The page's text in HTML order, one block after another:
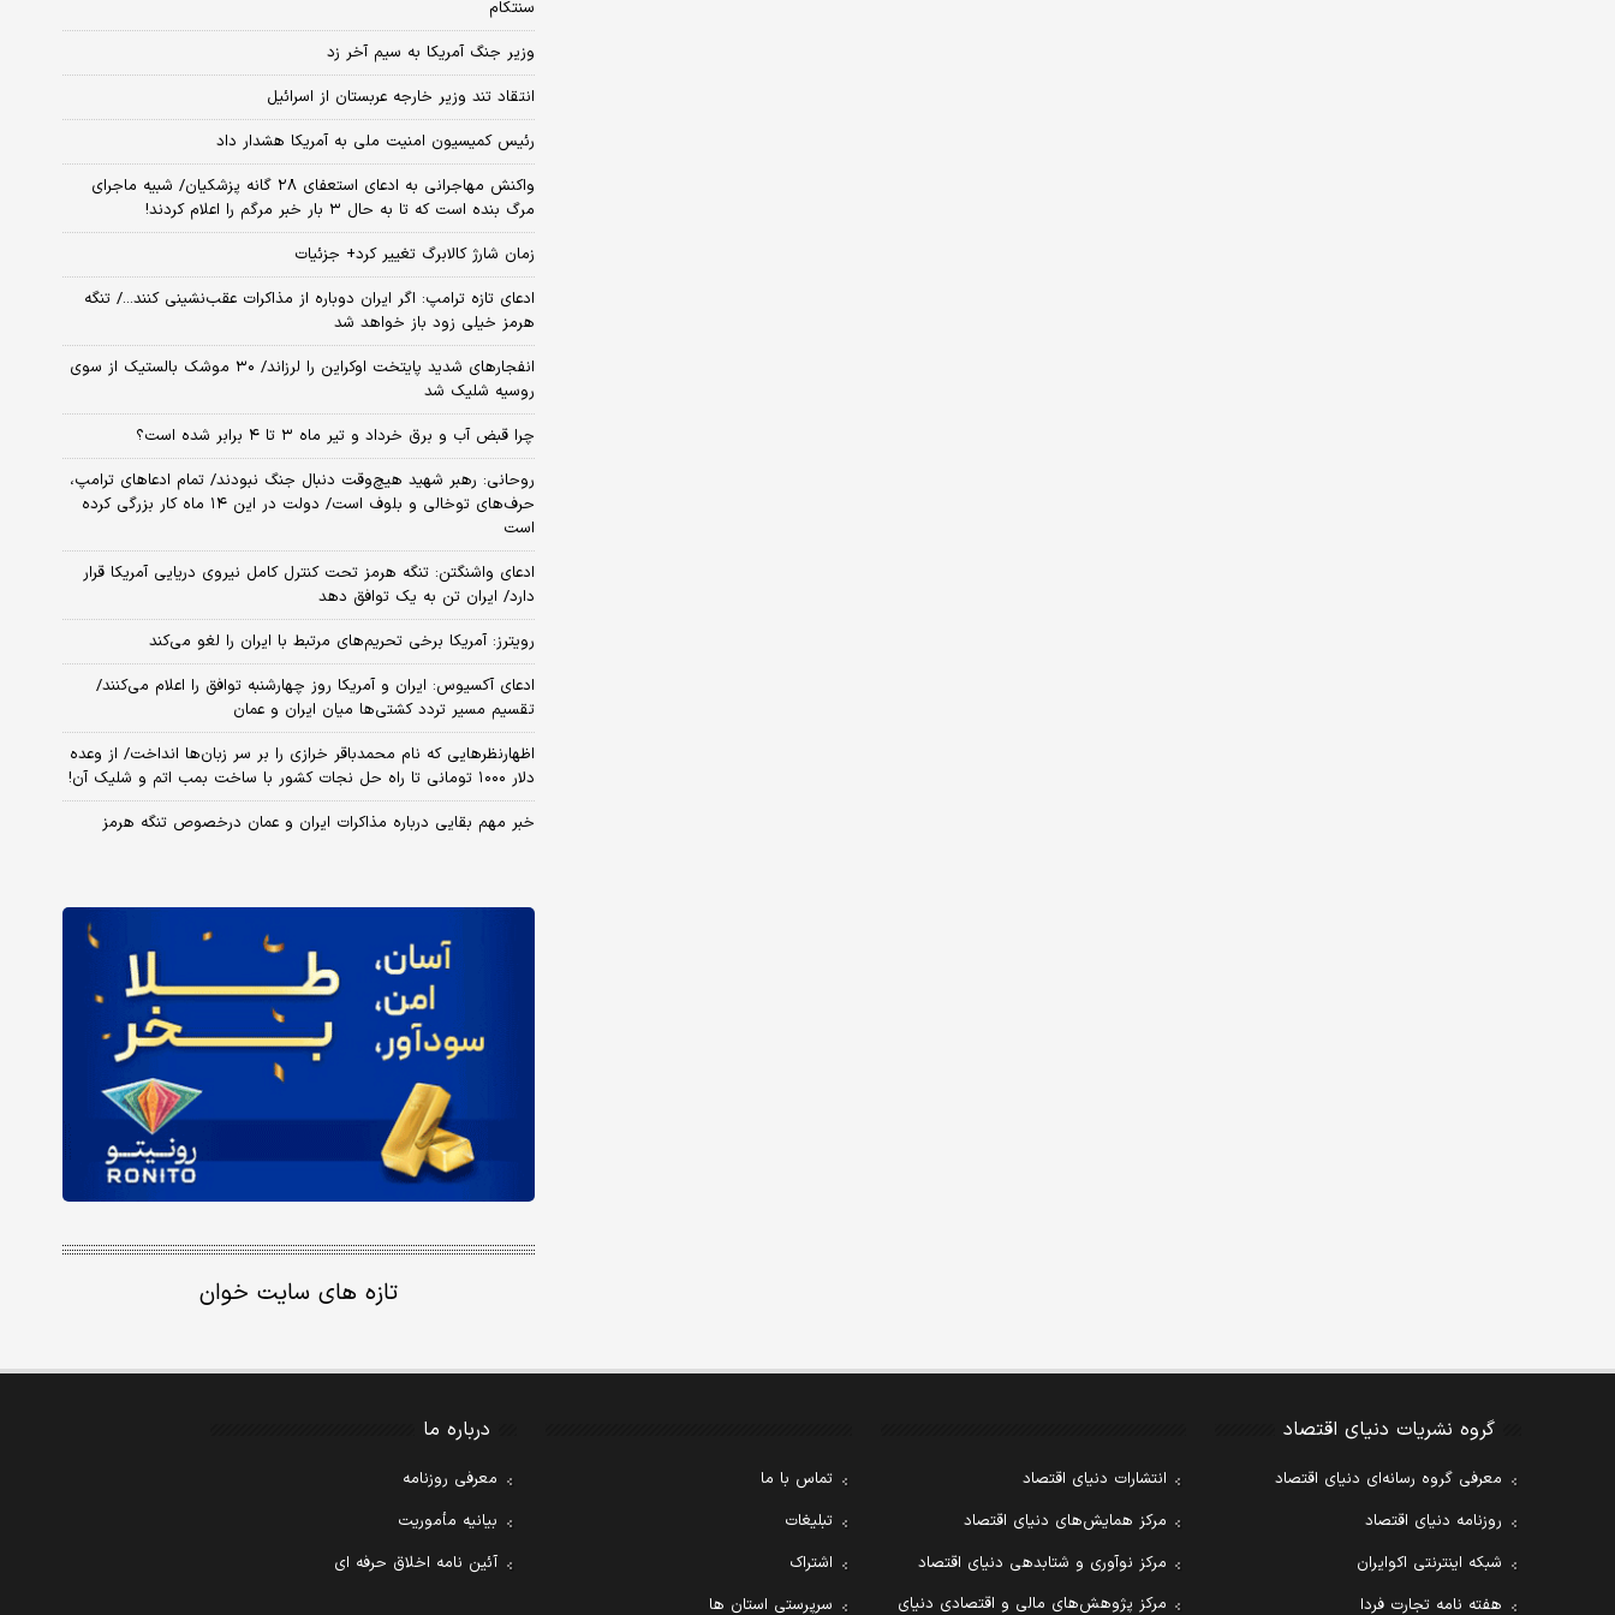
سنتکام
وزیر جنگ آمریکا به سیم آخر زد
انتقاد تند وزیر خارجه عربستان از اسرائیل
رئیس کمیسیون امنیت ملی به آمریکا هشدار داد
واکنش مهاجرانی به ادعای استعفای ۲۸ گانه پزشکیان/ شبیه ماجرای
مرگ بنده است که تا به حال ۳ بار خبر مرگم را اعلام کردند!
زمان شارژ کالابرگ تغییر کرد+ جزئیات
ادعای تازه ترامپ: اگر ایران دوباره از مذاکرات عقب‌نشینی کنند.../ تنگه
هرمز خیلی زود باز خواهد شد
انفجارهای شدید پایتخت اوکراین را لرزاند/ ۳۰ موشک بالستیک از سوی
روسیه شلیک شد
چرا قبض آب و برق خرداد و تیر ماه ۳ تا ۴ برابر شده است؟
روحانی: رهبر شهید هیچ‌وقت دنبال جنگ نبودند/ تمام ادعاهای ترامپ،
حرف‌های توخالی و بلوف است/ دولت در این ۱۴ ماه کار بزرگی کرده
است
ادعای واشنگتن: تنگه هرمز تحت کنترل کامل نیروی دریایی آمریکا قرار
دارد/ ایران تن به یک توافق دهد
رویترز: آمریکا برخی تحریم‌های مرتبط با ایران را لغو می‌کند
ادعای آکسیوس: ایران و آمریکا روز چهارشنبه توافق را اعلام می‌کنند/
تقسیم مسیر تردد کشتی‌ها میان ایران و عمان
اظهارنظرهایی که نام محمدباقر خرازی را بر سر زبان‌ها انداخت/ از وعده
دلار ۱۰۰۰ تومانی تا راه حل نجات کشور با ساخت بمب اتم و شلیک آن!
خبر مهم بقایی درباره مذاکرات ایران و عمان درخصوص تنگه هرمز
تازه های سایت خوان
گروه نشریات دنیای اقتصاد
معرفی گروه رسانه‌ای دنیای اقتصاد
روزنامه دنیای اقتصاد
شبکه اینترنتی اکوایران
هفته نامه تجارت فردا
انتشارات دنیای اقتصاد
مرکز همایش‌های دنیای اقتصاد
مرکز نوآوری و شتابدهی دنیای اقتصاد
مرکز پژوهش‌های مالی و اقتصادی دنیای
تماس با ما
تبلیغات
اشتراک
سرپرستی استان ها
درباره ما
معرفی روزنامه
بیانیه مأموریت
آئین نامه اخلاق حرفه ای